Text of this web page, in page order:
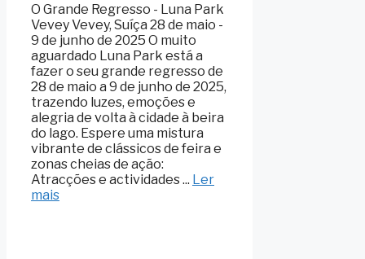
O Grande Regresso - Luna Park
Vevey Vevey, Suíça 28 de maio -
9 de junho de 2025 O muito
aguardado Luna Park está a
fazer o seu grande regresso de
28 de maio a 9 de junho de 2025,
trazendo luzes, emoções e
alegria de volta à cidade à beira
do lago. Espere uma mistura
vibrante de clássicos de feira e
zonas cheias de ação:
Atracções e actividades ... Ler
mais